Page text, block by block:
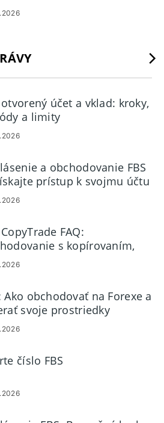
otvorený účet a vklad: kroky,
a limity
a obchodovanie FBS
prístup k svojmu účtu
na Forexe
CopyTrade FAQ:
s kopírovaním,
overovanie a
Ako obchodovať na Forexe a
svoje prostriedky
číslo FBS